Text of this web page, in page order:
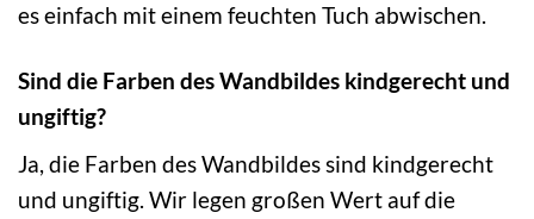
es einfach mit einem feuchten Tuch abwischen.
Sind die Farben des Wandbildes kindgerecht und
ungiftig?
Ja, die Farben des Wandbildes sind kindgerecht
und ungiftig. Wir legen großen Wert auf die